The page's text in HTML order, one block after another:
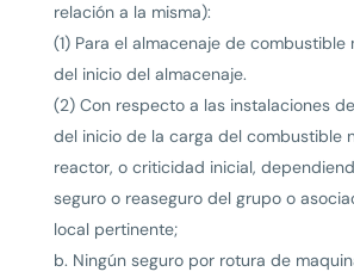
relación a la misma):
(1) Para el almacenaje de combustible
del inicio del almacenaje.
(2) Con respecto a las instalaciones
del inicio de la carga del combustible
reactor, o criticidad inicial,
seguro o reaseguro del grupo o
local pertinente;
b. Ningún seguro por rotura de